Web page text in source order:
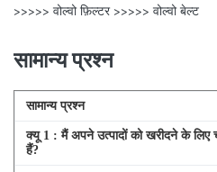
>>>>> वोल्वो फ़िल्टर >>>>> वोल्वो बेल्ट
सामान्य प्रश्न
सामान्य प्रश्न
क्यू 1 : मैं अपने उत्पादों को खरीदने के
हैं?